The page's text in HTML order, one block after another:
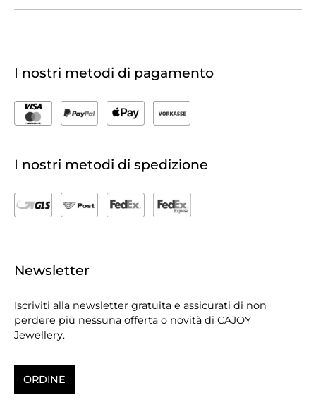
I nostri metodi di pagamento
I nostri metodi di spedizione
Newsletter
Iscriviti alla newsletter gratuita e assicurati di non
perdere più nessuna offerta o novità di CAJOY
Jewellery.
ORDINE